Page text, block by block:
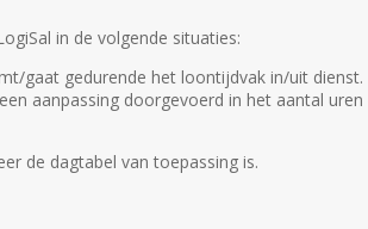
in de volgende situaties:
gaat gedurende het loontijdvak in/uit dienst.
aanpassing doorgevoerd in het aantal
de dagtabel van toepassing is.